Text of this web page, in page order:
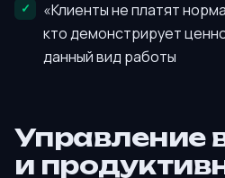
«Клиенты не платят
кто демонстрирует
данный вид работы
Управление
и